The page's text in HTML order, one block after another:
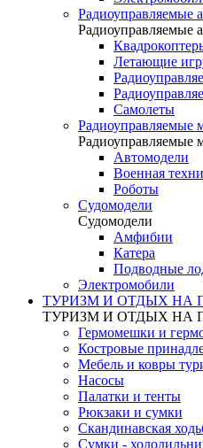
Радиоуправляемые
Радиоуправляемые
Летающие
Самолеты
Радиоуправляемые
Радиоуправляемые
Автомодели
Военная
Роботы
Судомодели
Судомодели
Амфибии
Катера
Подводные
Электромобили
ТУРИЗМ И ОТДЫХ НА
ТУРИЗМ И ОТДЫХ НА
Гермомешки и
Костровые
Мебель и ковры
Насосы
Палатки и тенты
Рюкзаки и сумки
Скандинавская
Сумки -